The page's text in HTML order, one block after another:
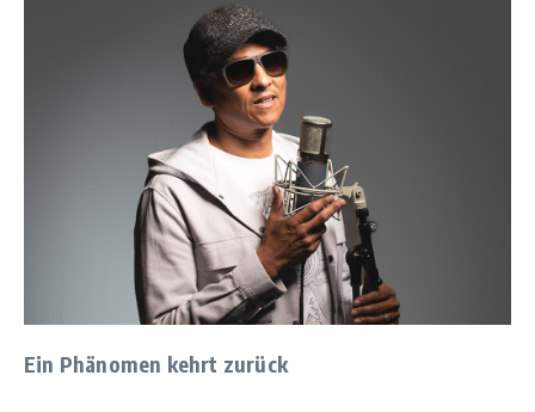
Ein Phänomen kehrt zurück